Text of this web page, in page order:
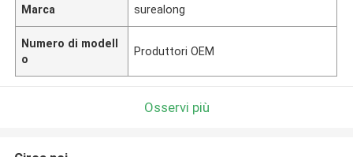
Marca surealong
Numero di modell
o
Produttori OEM
Osservi più